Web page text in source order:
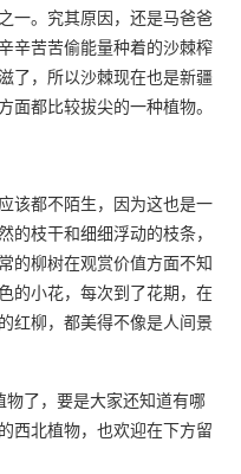
一。究其原因，还是马爸爸
辛苦苦偷能量种着的沙棘榨
了，所以沙棘现在也是新疆
都比较拔尖的一种植物。
该都不陌生，因为这也是一
枝干和细细浮动的枝条，
的柳树在观赏价值方面不知
的小花，每次到了花期，在
红柳，都美得不像是人间景
了，要是大家还知道有哪
西北植物，也欢迎在下方留